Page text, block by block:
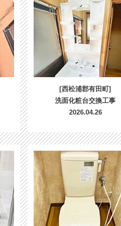
[西松浦郡有田町]
洗面化粧台交換工事
2026.04.26